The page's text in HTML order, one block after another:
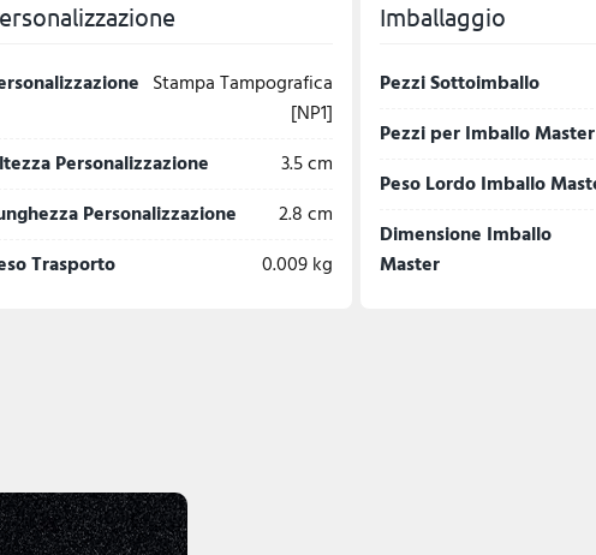
Stampa Tampografica
[NP1]
Personalizzazione
3.5 cm
Personalizzazione
2.8 cm
Trasporto
0.009 kg
Imballaggio
Pezzi Sottoimballo
Pezzi per Imballo Master
Peso Lordo Imballo
Dimensione Imballo
Master